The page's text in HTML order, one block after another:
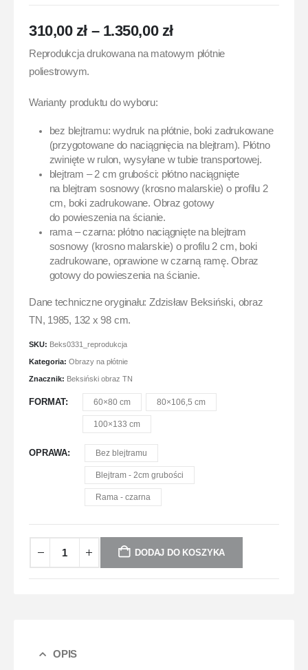
310,00 zł – 1.350,00 zł
Reprodukcja drukowana na matowym płótnie
poliestrowym.
Warianty produktu do wyboru:
bez blejtramu: wydruk na płótnie, boki zadrukowane
(przygotowane do naciągnięcia na blejtram). Płótno
zwinięte w rulon, wysyłane w tubie transportowej.
blejtram – 2 cm grubości: płótno naciągnięte
na blejtram sosnowy (krosno malarskie) o profilu 2
cm, boki zadrukowane. Obraz gotowy
do powieszenia na ścianie.
rama – czarna: płótno naciągnięte na blejtram
sosnowy (krosno malarskie) o profilu 2 cm, boki
zadrukowane, oprawione w czarną ramę. Obraz
gotowy do powieszenia na ścianie.
Dane techniczne oryginału: Zdzisław Beksiński, obraz
TN, 1985, 132 x 98 cm.
SKU: Beks0331_reprodukcja
Kategoria: Obrazy na płótnie
Znacznik: Beksiński obraz TN
FORMAT 60×80 cm 80×106,5 cm
100×133 cm
OPRAWA Bez blejtramu
Blejtram - 2cm grubości
Rama - czarna
DODAJ DO KOSZYKA
OPIS